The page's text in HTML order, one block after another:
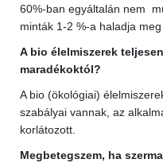
60%-ban egyáltalán nem
minták 1-2 %-a haladja
A bio élelmiszerek
maradékoktól?
A bio (ökológiai)
szabályai vannak, az
korlátozott.
Megbetegszem, ha